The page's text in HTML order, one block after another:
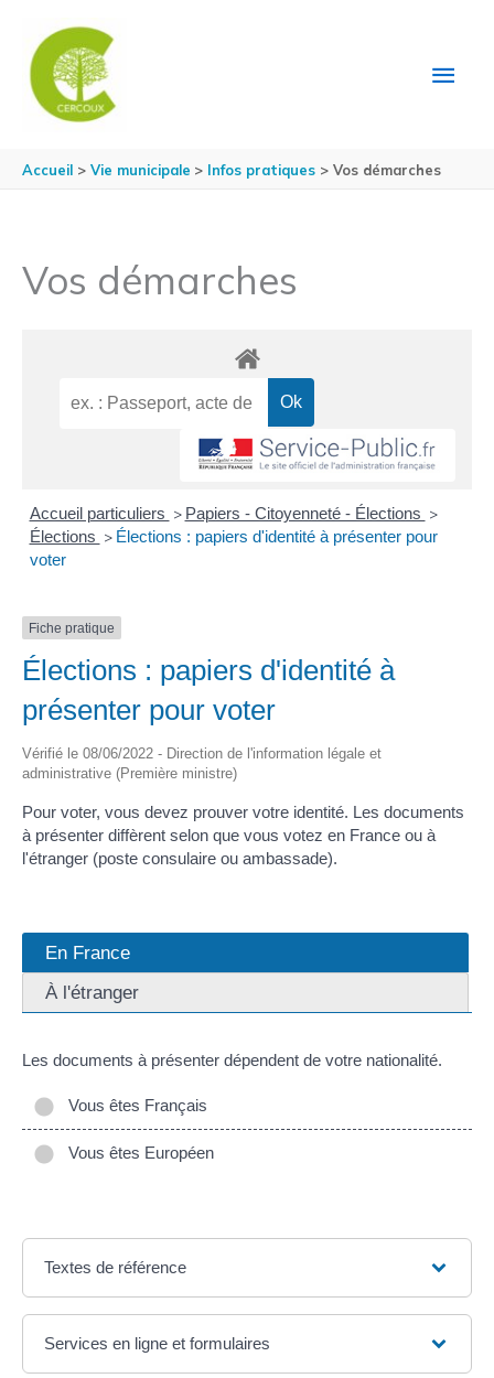
Accueil Vie municipale Infos pratiques Vos démarches
Vos démarches
Accueil particuliers > Papiers - Citoyenneté - Élections >
Élections > Élections : papiers d'identité à présenter pour
voter
Fiche pratique
Élections : papiers d'identité à
présenter pour voter
Vérifié le 08/06/2022 - Direction de l'information légale et
administrative (Première ministre)
Pour voter, vous devez prouver votre identité. Les documents
à présenter diffèrent selon que vous votez en France ou à
l'étranger (poste consulaire ou ambassade).
En France
À l'étranger
Les documents à présenter dépendent de votre nationalité.
Vous êtes Français
Vous êtes Européen
Textes de référence
Services en ligne et formulaires